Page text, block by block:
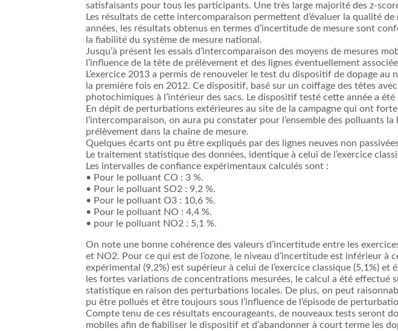
satisfaisants pour tous les participants. Une très large majorité des z-
Les résultats de cette intercomparaison permettent d’évaluer la qualité
années, les résultats obtenus en termes d’incertitude de mesure sont
la fiabilité du système de mesure national.
Jusqu’à présent les essais d’intercomparaison des moyens de mesures
l’influence de la tête de prélèvement et des lignes éventuellement
L’exercice 2013 a permis de renouveler le test du dispositif de dopage
la première fois en 2012. Ce dispositif, basé sur un coiffage des têtes
photochimiques à l’intérieur des sacs. Le dispositif testé cette année a
En dépit de perturbations extérieures au site de la campagne qui ont
l‘intercomparaison, on aura pu constater pour l’ensemble des polluants
prélèvement dans la chaîne de mesure.
Quelques écarts ont pu être expliqués par des lignes neuves non
Le traitement statistique des données, identique à celui de l’exercice
Les intervalles de confiance expérimentaux calculés sont :
• Pour le polluant CO : 3 %.
• Pour le polluant SO2 : 9,2 %.
• Pour le polluant O3 : 10,6 %.
• Pour le polluant NO : 4,4 %.
• pour le polluant NO2 : 5,1 %.
On note une bonne cohérence des valeurs d’incertitude entre les
et NO2. Pour ce qui est de l’ozone, le niveau d’incertitude est inférieur à
expérimental (9,2%) est supérieur à celui de l’exercice classique (5,1%)
les fortes variations de concentrations mesurées, le calcul a été
statistique en raison des perturbations locales. De plus, on peut
pu être pollués et être toujours sous l’influence de l’épisode de
Compte tenu de ces résultats encourageants, de nouveaux tests seront
mobiles afin de fiabiliser le dispositif et d’abandonner à court terme les